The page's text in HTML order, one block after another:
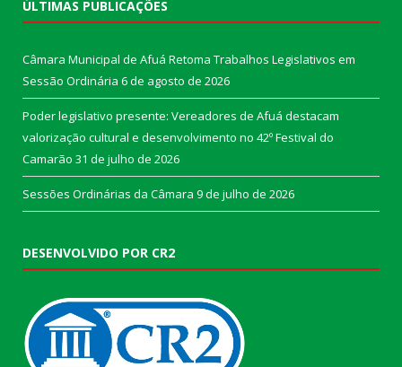
ÚLTIMAS PUBLICAÇÕES
Câmara Municipal de Afuá Retoma Trabalhos Legislativos em
Sessão Ordinária 6 de agosto de 2026
Poder legislativo presente: Vereadores de Afuá destacam
valorização cultural e desenvolvimento no 42º Festival do
Camarão 31 de julho de 2026
Sessões Ordinárias da Câmara 9 de julho de 2026
DESENVOLVIDO POR CR2